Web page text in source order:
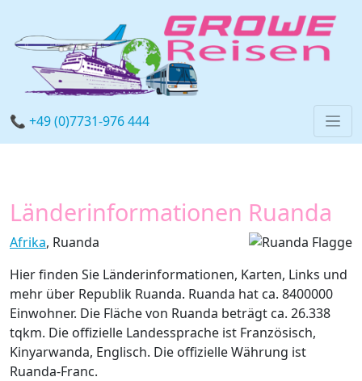
📞 +49 (0)7731-976 444
Länderinformationen Ruanda
Afrika, Ruanda
Hier finden Sie Länderinformationen, Karten, Links und
mehr über Republik Ruanda. Ruanda hat ca. 8400000
Einwohner. Die Fläche von Ruanda beträgt ca. 26.338
tqkm. Die offizielle Landessprache ist Französisch,
Kinyarwanda, Englisch. Die offizielle Währung ist
Ruanda-Franc.